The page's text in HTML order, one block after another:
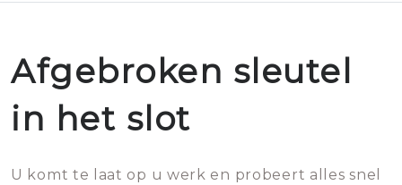
Afgebroken sleutel
in het slot
U komt te laat op u werk en probeert alles snel